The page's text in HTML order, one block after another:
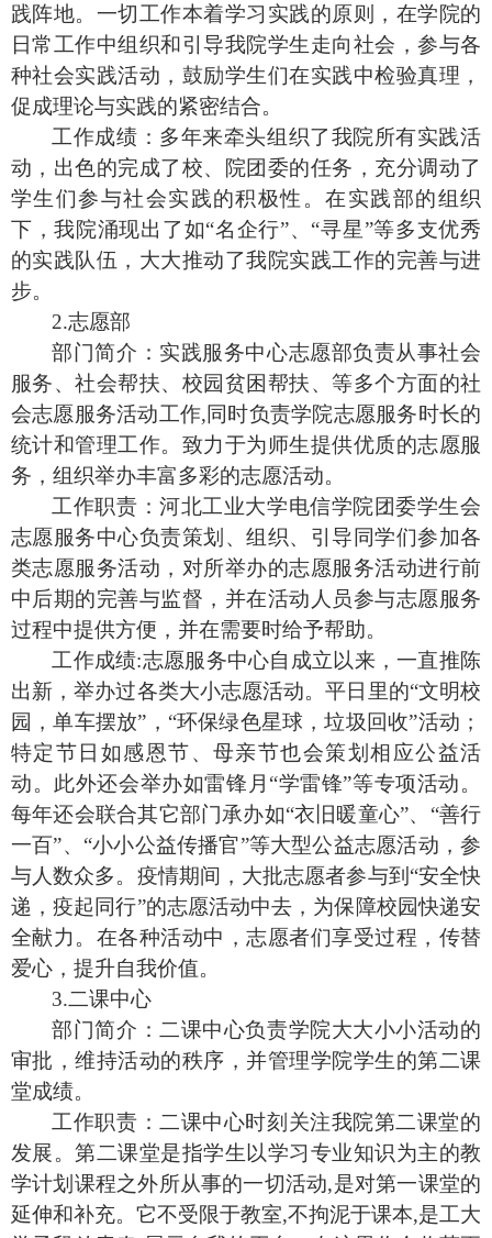
践阵地。 一切工作本着学习实践的原则，在学院的
日常工作中组织和引导我院学生走向社会，参与各
种社会实践活动， 鼓励学生们在实践中检验真理，
促成理论与实践的紧密结合。
工作成绩：多年来牵头组织了我院所有实践活
动，出色的完成了校、院团委的任务，充分调动了
学生们参与社会实践的积极性。在实践部的组织
下，我院涌现出了如“名企行”、“寻星”等多支优秀
的实践队伍，大大推动了我院实践工作的完善与进
步。
2.志愿部
部门简介：实践服务中心志愿部负责从事社会
服务、社会帮扶、校园贫困帮扶、等多个方面的社
会志愿服务活动工作,同时负责学院志愿服务时长的
统计和管理工作。致力于为师生提供优质的志愿服
务，组织举办丰富多彩的志愿活动。
工作职责：河北工业大学电信学院团委学生会
志愿服务中心负责策划、组织、引导同学们参加各
类志愿服务活动，对所举办的志愿服务活动进行前
中后期的完善与监督，并在活动人员参与志愿服务
过程中提供方便，并在需要时给予帮助。
工作成绩:志愿服务中心自成立以来，一直推陈
出新，举办过各类大小志愿活动。平日里的“文明校
园，单车摆放”，“环保绿色星球，垃圾回收”活动；
特定节日如感恩节、母亲节也会策划相应公益活
动。此外还会举办如雷锋 月 “学雷锋”等专项活动。
每年还会联合其它部门承办如“衣旧暖童心”、“善行
一百”、“小小公益传播官”等大型公益志愿活动，参
与人数众多。疫情期间，大批志愿者参与到“安全快
递，疫起同行”的志愿活动中去，为保障校园快递安
全献力。在各种活动中，志愿者们享受过程，传替
爱心，提升自我价值。
3.二课中心
部门简介： 二课中心负责学院大大小小活动的
审批，维持活动的秩序，并管理学院学生的第二课
堂成绩。
工作职责：二课中心时刻关注我院第二课堂的
发展。第二课堂是指学生以学习专业知识为主的教
学计划课程之外所从事的一切活动,是对第一课堂的
延伸和补充。它不受限于教室,不拘泥于课本,是工大